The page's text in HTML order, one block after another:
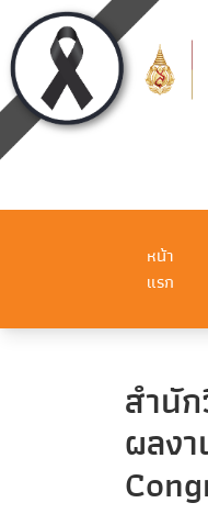
หน้า
แรก
สำนั
ผลง